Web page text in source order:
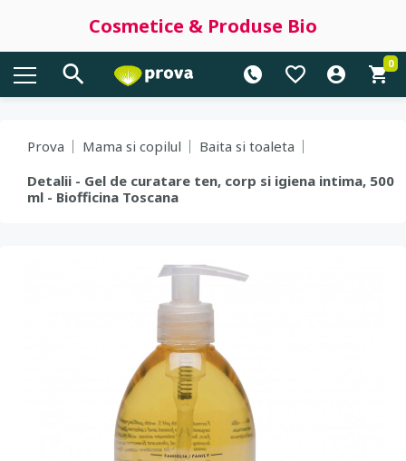
Cosmetice & Produse Bio
0
Prova Mama si copilul
Baita si toaleta
Detalii - Gel de curatare ten, corp si igiena intima, 500
ml - Biofficina Toscana